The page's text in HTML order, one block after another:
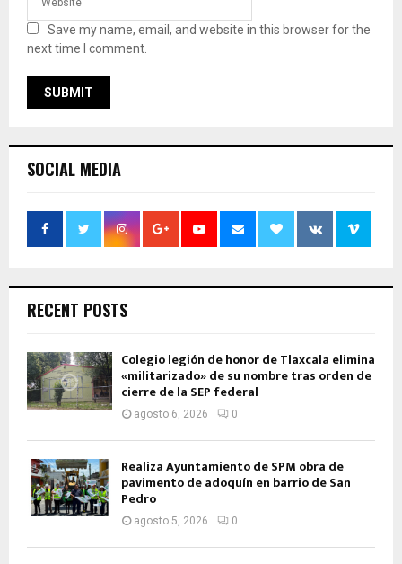
Save my name, email, and website in this browser for the
next time I comment.
SOCIAL MEDIA
RECENT POSTS
Colegio legión de honor de Tlaxcala elimina
«militarizado» de su nombre tras orden de
cierre de la SEP federal
agosto 6, 2026 0
Realiza Ayuntamiento de SPM obra de
pavimento de adoquín en barrio de San
Pedro
agosto 5, 2026 0